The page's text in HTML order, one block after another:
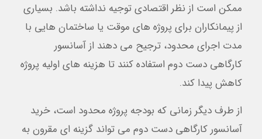
ممکن است از نظر اقتصادی توجیه نداشته باشد. بسیاری
از پیمانکاران برای پروژه های موقت یا ساختمان هایی با
مدت اجرای محدود، ترجیح می دهند از آسانسور
کارگاهی دست دوم استفاده کنند تا هزینه های اولیه پروژه
کاهش پیدا کند.
از طرف دیگر زمانی که بودجه پروژه محدود است، خرید
آسانسور کارگاهی دست دوم می تواند گزینه ای مقرون به